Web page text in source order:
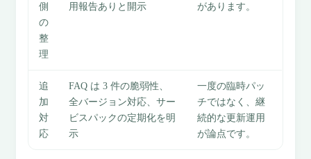
側
の
整
理
用報告ありと開示
があります。
追
加
対
応
FAQ は 3 件の脆弱性、
全バージョン対応、サー
ビスパックの定期化を明
示
一度の臨時パッ
チではなく、継
続的な更新運用
が論点です。